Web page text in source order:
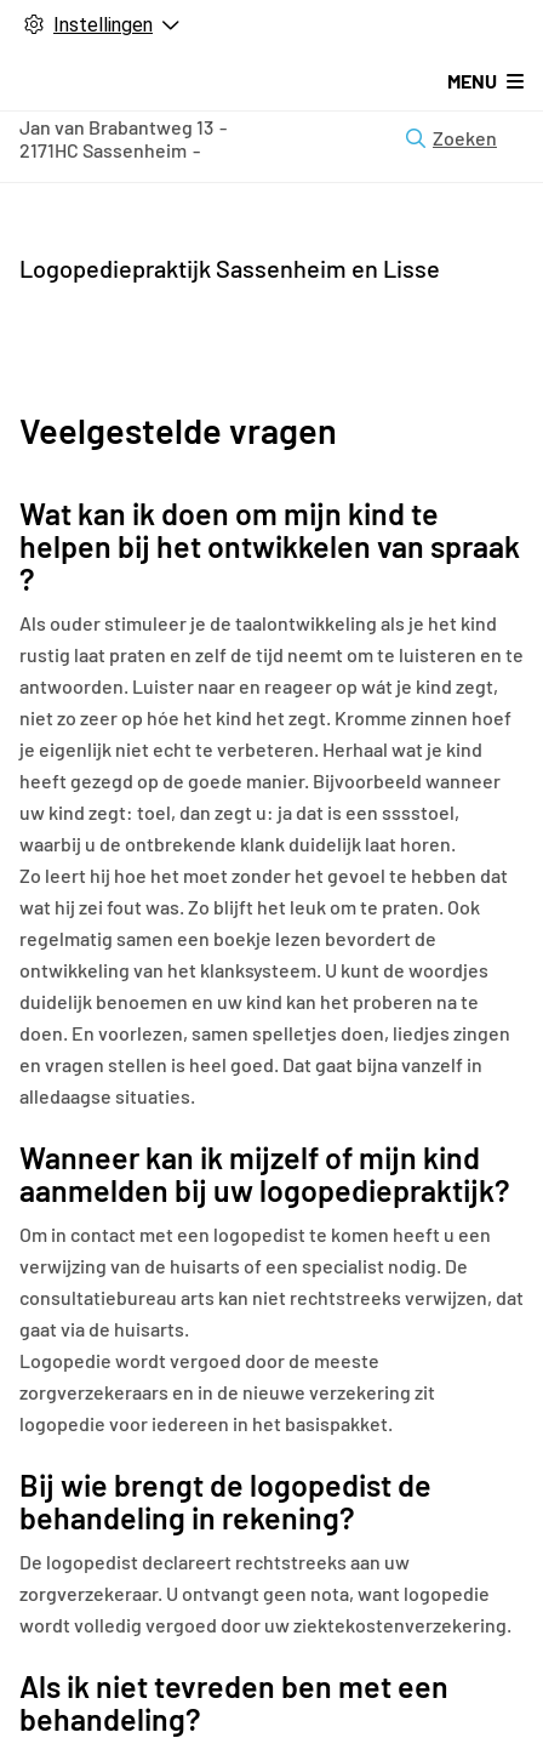
Instellingen
Logopediepraktijk Sassenheim en Lisse
MENU
Jan van Brabantweg 13
2171HC Sassenheim
Zoeken
Veelgestelde vragen
Wat kan ik doen om mijn kind te
helpen bij het ontwikkelen van spraak
?
Als ouder stimuleer je de taalontwikkeling als je het kind
rustig laat praten en zelf de tijd neemt om te luisteren en te
antwoorden. Luister naar en reageer op wát je kind zegt,
niet zo zeer op hóe het kind het zegt. Kromme zinnen hoef
je eigenlijk niet echt te verbeteren. Herhaal wat je kind
heeft gezegd op de goede manier. Bijvoorbeeld wanneer
uw kind zegt: toel, dan zegt u: ja dat is een sssstoel,
waarbij u de ontbrekende klank duidelijk laat horen.
Zo leert hij hoe het moet zonder het gevoel te hebben dat
wat hij zei fout was. Zo blijft het leuk om te praten. Ook
regelmatig samen een boekje lezen bevordert de
ontwikkeling van het klanksysteem. U kunt de woordjes
duidelijk benoemen en uw kind kan het proberen na te
doen. En voorlezen, samen spelletjes doen, liedjes zingen
en vragen stellen is heel goed. Dat gaat bijna vanzelf in
alledaagse situaties.
Wanneer kan ik mijzelf of mijn kind
aanmelden bij uw logopediepraktijk?
Om in contact met een logopedist te komen heeft u een
verwijzing van de huisarts of een specialist nodig. De
consultatiebureau arts kan niet rechtstreeks verwijzen, dat
gaat via de huisarts.
Logopedie wordt vergoed door de meeste
zorgverzekeraars en in de nieuwe verzekering zit
logopedie voor iedereen in het basispakket.
Bij wie brengt de logopedist de
behandeling in rekening?
De logopedist declareert rechtstreeks aan uw
zorgverzekeraar. U ontvangt geen nota, want logopedie
wordt volledig vergoed door uw ziektekostenverzekering.
Als ik niet tevreden ben met een
behandeling?